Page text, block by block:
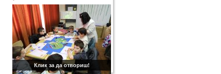
Клик за да отвориш!